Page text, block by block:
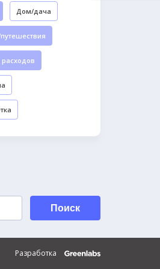
Дом/дача
Поиск
Разработка